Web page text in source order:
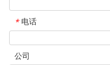
* 电话
公司